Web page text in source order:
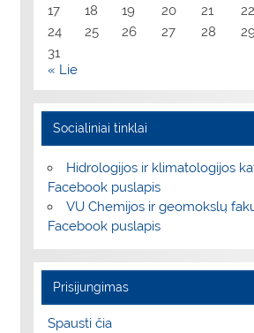
17
18 19 20 21 22
24
25 26 27 28 29
31
« Lie
Socialiniai tinklai
Hidrologijos ir klimatologijos
Facebook puslapis
VU Chemijos ir geomokslų
Facebook puslapis
Prisijungimas
Spausti čia